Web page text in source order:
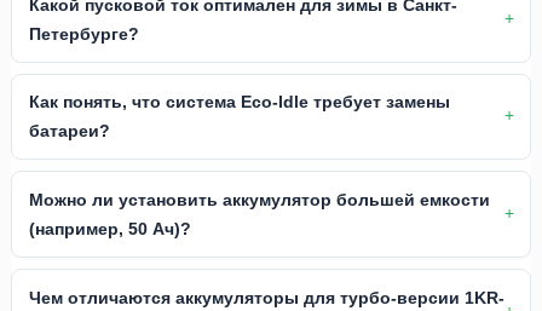
Какой пусковой ток оптимален для зимы в Санкт-
Петербурге?
Как понять, что система Eco-Idle требует замены
батареи?
Можно ли установить аккумулятор большей емкости
(например, 50 Ач)?
Чем отличаются аккумуляторы для турбо-версии 1KR-